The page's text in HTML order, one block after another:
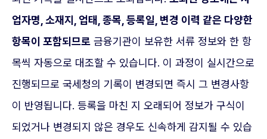
업자명, 소재지, 업태, 종목, 등록일, 변경 이력 같은 다양한
항목이 포함되므로 금융기관이 보유한 서류 정보와 한 항
목씩 자동으로 대조할 수 있습니다. 이 과정이 실시간으로
진행되므로 국세청의 기록이 변경되면 즉시 그 변경사항
이 반영됩니다. 등록을 마친 지 오래되어 정보가 구식이
되었거나 변경되지 않은 경우도 신속하게 감지될 수 있습